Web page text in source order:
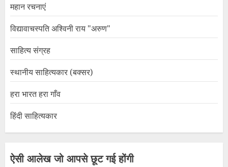
महान रचनाएं
विद्यावाचस्पति अश्विनी राय "अरुण"
साहित्य संग्रह
स्थानीय साहित्यकार (बक्सर)
हरा भारत हरा गाँव
हिंदी साहित्यकार
ऐसी आलेख जो आपसे छूट गई होंगी